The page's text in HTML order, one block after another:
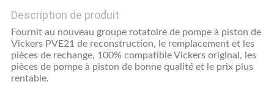
Description de produit
Fournit au nouveau groupe rotatoire de pompe à piston de
Vickers PVE21 de reconstruction, le remplacement et les
pièces de rechange, 100% compatible Vickers original, les
pièces de pompe à piston de bonne qualité et le prix plus
rentable.